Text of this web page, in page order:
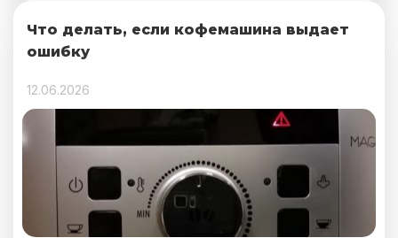
Что делать, если кофемашина выдает
ошибку
12.06.2026